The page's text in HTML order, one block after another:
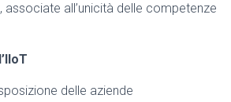
all’unicità delle competenze
delle aziende